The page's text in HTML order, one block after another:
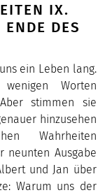
IX.
DES
ein Leben lang.
Worten
stimmen sie
hinzusehen
Wahrheiten
neunten Ausgabe
und Jan über
Warum uns der